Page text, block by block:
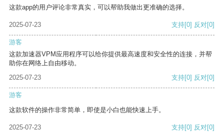
这款app的用户评论非常真实，可以帮助我做出更准确的选择。
2025-07-23 支持[0] 反对[0]
游客
这款加速器VPM应用程序可以给你提供最高速度和安全性的连接，并帮
助你在网络上自由移动。
2025-07-23
支持[0] 反对[0]
游客
这款软件的操作非常简单，即使是小白也能快速上手。
2025-07-23 支持[0] 反对[0]